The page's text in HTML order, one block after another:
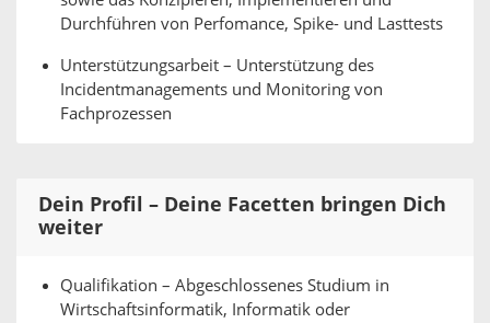
Durchführen von Perfomance, Spike- und Lasttests
Unterstützungsarbeit – Unterstützung des
Incidentmanagements und Monitoring von
Fachprozessen
Dein Profil – Deine Facetten bringen Dich
weiter
Qualifikation – Abgeschlossenes Studium in
Wirtschaftsinformatik, Informatik oder